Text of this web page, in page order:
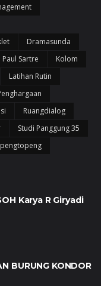
Dramasunda
Paul Sartre
Kolom
Latihan Rutin
Ruangdialog
Studi Panggung 35
Karya R Giryadi
BURUNG KONDOR